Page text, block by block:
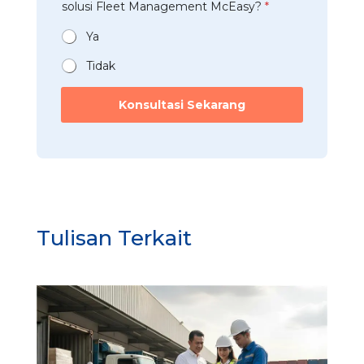
r
i
g
*
it
n
solusi Fleet Management McEasy? *
Ya
Tidak
Konsultasi Sekarang
Tulisan Terkait